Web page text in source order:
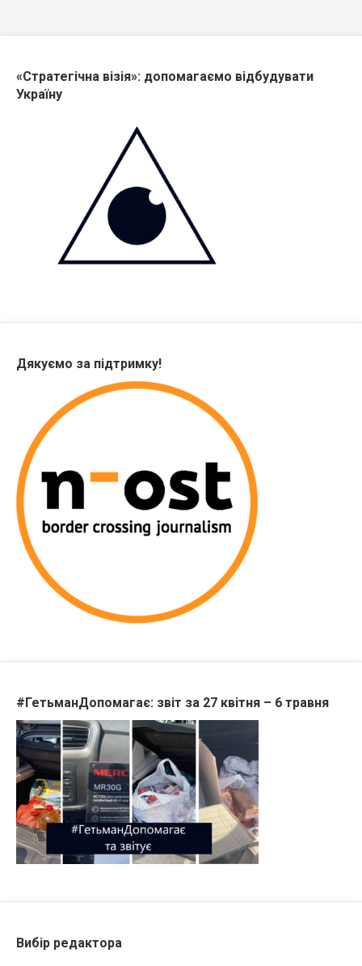
«Стратегічна візія»: допомагаємо відбудувати
Україну
Дякуємо за підтримку!
#ГетьманДопомагає: звіт за 27 квітня – 6 травня
Вибір редактора